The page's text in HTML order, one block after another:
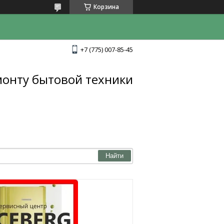
Корзина
+7 (775) 007-85-45
бытовой техники
Найти